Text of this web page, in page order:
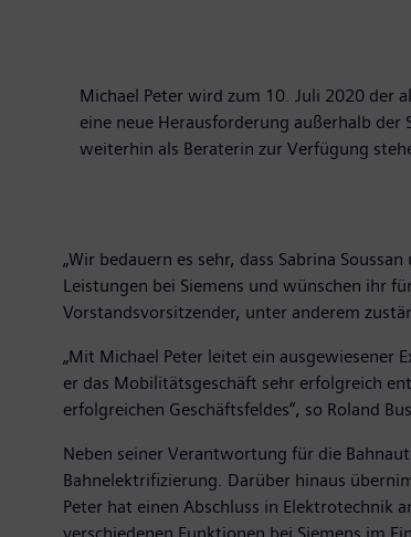
Michael Peter wird zum 10. Juli 2020 der
eine neue Herausforderung außerhalb der
weiterhin als Beraterin zur Verfügung
„Wir bedauern es sehr, dass Sabrina
Leistungen bei Siemens und wünschen ihr
Vorstandsvorsitzender, unter anderem
„Mit Michael Peter leitet ein ausgewiesener
er das Mobilitätsgeschäft sehr erfolgreich
erfolgreichen Geschäftsfeldes“, so Roland
Neben seiner Verantwortung für die
Bahnelektrifizierung. Darüber hinaus
Peter hat einen Abschluss in Elektrotechnik
verschiedenen Funktionen bei Siemens im